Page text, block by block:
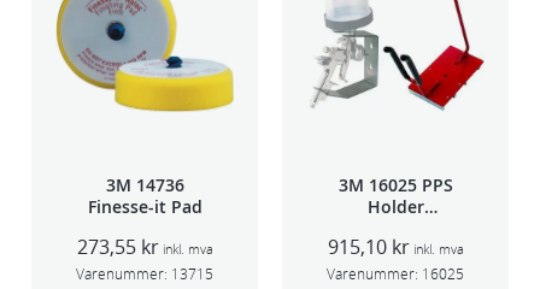
3M 14736
Finesse-it Pad
273,55 kr inkl. mva
Varenummer: 13715
3M 16025 PPS
Holder
915,10 kr inkl. mva
Varenummer: 16025